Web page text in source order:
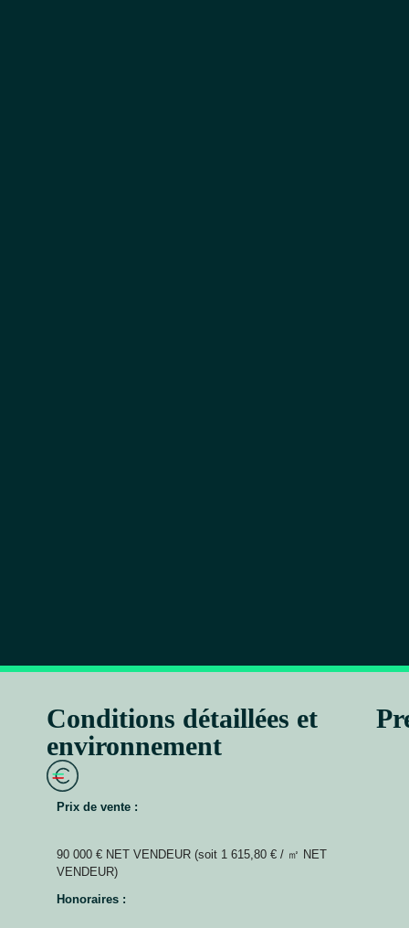
Conditions détaillées et
environnement
Prix de vente :
90 000 € NET VENDEUR (soit 1 615,80 € / ㎡ NET
VENDEUR)
Honoraires :